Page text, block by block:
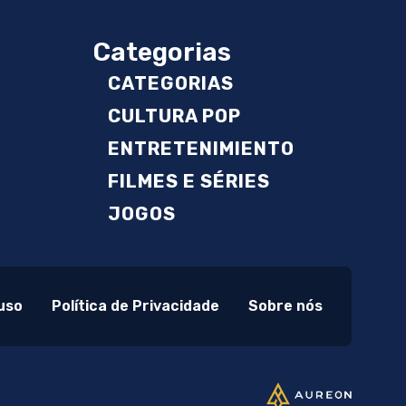
Categorias
CATEGORIAS
CULTURA POP
ENTRETENIMIENTO
FILMES E SÉRIES
JOGOS
Política de Privacidade Sobre nós